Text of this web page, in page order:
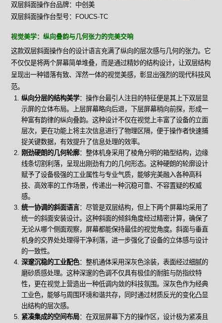
双层斜面操作台品牌：中创美
双层斜面操作台型号：FOUCS-TC
视觉美学：纵向叠韵与几何张力的完美交响
这款双层斜面操作台的设计语言充满了纵向的层次感与几何的张力。它
不仅仅是将两个屏幕简单堆叠，而是通过精妙的结构设计，让双层结构
呈现出一种错落有致、浑然一体的视觉美感，彰显出强烈的现代科技风
范。
纵向分层的结构美学：操作台最引人注目的特征便是其上下双层显
示屏的立体布局。上层屏幕略向后退，下层屏幕稍向前探，形成一
种富有韵律的纵向叠韵。这种设计不仅在视觉上丰富了设备的立面
层次，更在功能上将主次信息进行了物理区隔，便于操作者快速捕
捉关键数据，有效提升了信息处理的效率。
刚劲硬朗的几何轮廓：整体机身采用了棱角分明的箱型结构，边缘
线条切割利落，呈现出刚劲有力的几何形态。这种硬朗的轮廓设计
赋予了设备极强的工业属性与专业气质，能够完美融入各种高科
技、高效率的工作场景，传递出一种沉稳可靠、不容置疑的权威
感。
统一协调的斜面语言：尽管是双层结构，但上下两个屏幕均采用了
统一的斜面安装设计。这种斜面的倾斜角度经过精密计算，确保了
无论从哪个侧面观察，屏幕都能保持最佳的视觉角度。斜面与垂直
机身的交界处处理得干净利落，进一步强化了设备的立体感与设计
的一致性。
深邃沉稳的工业配色：整机通体采用深灰色涂装，表面经过细腻的
磨砂质感处理。这种深邃的色调不仅具有极佳的耐脏与防指纹特
性，更在视觉上营造出一种低调内敛的科技氛围。深灰色作为经典
工业色，能够与周围环境和谐共存，同时通过材质反光的变化凸显
出结构的层次感。
紧凑集成的空间布局：在双层屏幕下方的操作区，设计极为紧凑且